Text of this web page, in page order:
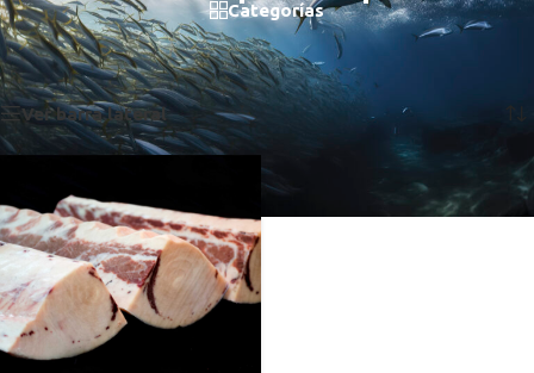
Categorías
Inicio/Productos etiquetados “lomo de pez espada”
Mostrando el único resultado
Ver barra lateral